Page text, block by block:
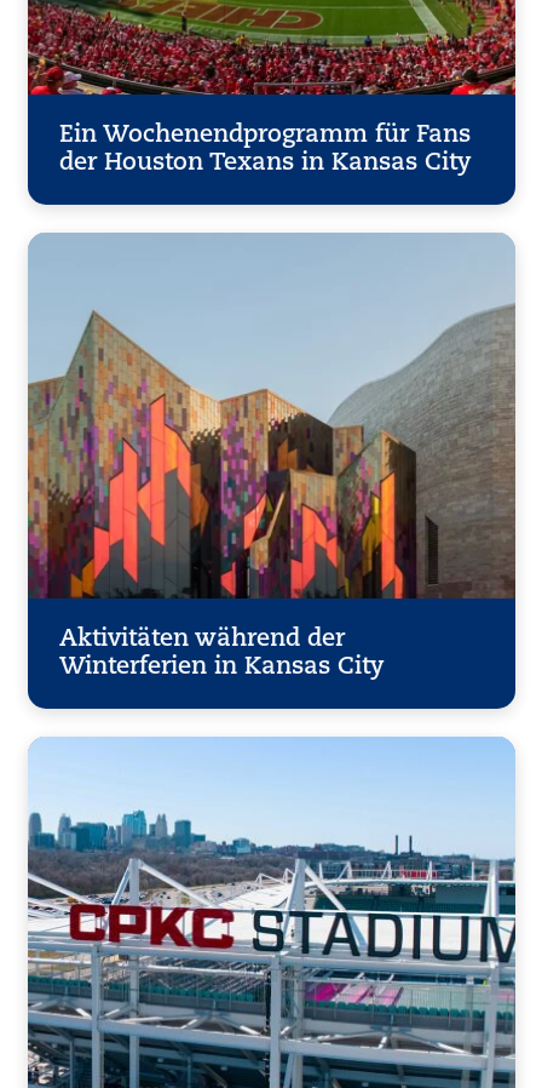
Ein Wochenendprogramm für Fans
der Houston Texans in Kansas City
Aktivitäten während der
Winterferien in Kansas City